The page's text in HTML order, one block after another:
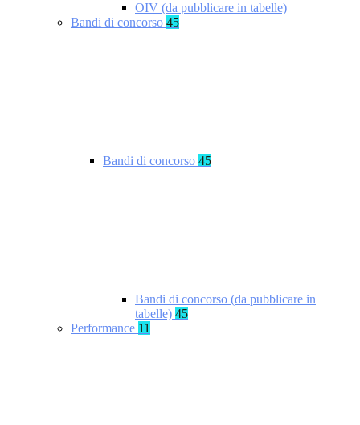
OIV (da pubblicare in tabelle)
Bandi di concorso 45
Bandi di concorso 45
Bandi di concorso (da pubblicare in
tabelle) 45
Performance 11